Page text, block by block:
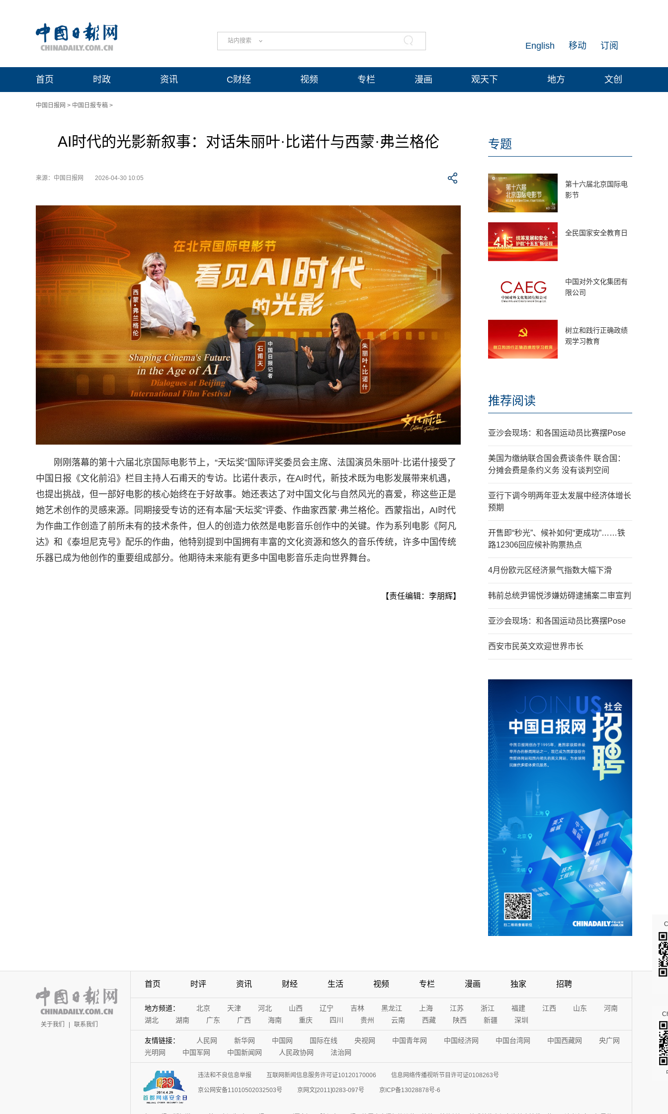
站内搜索 订阅
移动
English
首页 时政 资讯 C财经 视频 专栏 漫画 观天下 地方 文创
中国日报网 > 中国日报专稿 >
AI时代的光影新叙事：对话朱丽叶·比诺什与西蒙·弗兰格伦
来源：中国日报网 2026-04-30 10:05
刚刚落幕的第十六届北京国际电影节上，“天坛奖”国际评奖委员会主席、法国演员朱丽叶·比诺什接受了
中国日报《文化前沿》栏目主持人石甫天的专访。比诺什表示，在AI时代，新技术既为电影发展带来机遇，
也提出挑战，但一部好电影的核心始终在于好故事。她还表达了对中国文化与自然风光的喜爱，称这些正是
她艺术创作的灵感来源。同期接受专访的还有本届“天坛奖”评委、作曲家西蒙·弗兰格伦。西蒙指出，AI时代
为作曲工作创造了前所未有的技术条件，但人的创造力依然是电影音乐创作中的关键。作为系列电影《阿凡
达》和《泰坦尼克号》配乐的作曲，他特别提到中国拥有丰富的文化资源和悠久的音乐传统，许多中国传统
乐器已成为他创作的重要组成部分。他期待未来能有更多中国电影音乐走向世界舞台。
【责任编辑：李朋辉】
专题
第十六届北京国际电
影节
全民国家安全教育日
中国对外文化集团有
限公司
树立和践行正确政绩
观学习教育
推荐阅读
亚沙会现场：和各国运动员比赛摆Pose
美国为缴纳联合国会费谈条件 联合国：
分摊会费是条约义务 没有谈判空间
亚行下调今明两年亚太发展中经济体增长
预期
开售即“秒光”、候补如何“更成功”……铁
路12306回应候补购票热点
4月份欧元区经济景气指数大幅下滑
韩前总统尹锡悦涉嫌妨碍逮捕案二审宣判
亚沙会现场：和各国运动员比赛摆Pose
西安市民英文欢迎世界市长
关于我们 | 联系我们
首页 时评 资讯 财经 生活 视频 专栏 漫画 独家 招聘
地方频道： 北京 天津 河北 山西 辽宁 吉林 黑龙江 上海 江苏 浙江 福建 江西 山东
河南
湖北
湖南 广东 广西 海南 重庆 四川 贵州 云南 西藏 陕西 新疆 深圳
友情链接： 人民网 新华网 中国网 国际在线 央视网 中国青年网 中国经济网 中国台湾网 中国西藏网
央广网
光明网
中国军网 中国新闻网 人民政协网 法治网
违法和不良信息举报 互联网新闻信息服务许可证10120170006 信息网络传播视听节目许可证0108263号
京公网安备11010502032503号 京网文[2011]0283-097号 京ICP备13028878号-6